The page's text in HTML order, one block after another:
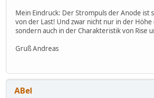
Mein Eindruck: Der Strompuls der Anode ist
von der Last! Und zwar nicht nur in der
sondern auch in der Charakteristik von Rise
Gruß Andreas
ABel